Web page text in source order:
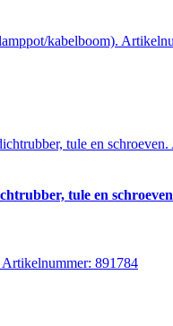
tule en schroeven